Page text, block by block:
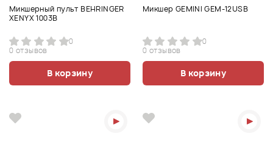
Микшерный пульт BEHRINGER
XENYX 1003B
0
0 отзывов
В корзину
Микшер GEMINI GEM-12USB
0
0 отзывов
В корзину